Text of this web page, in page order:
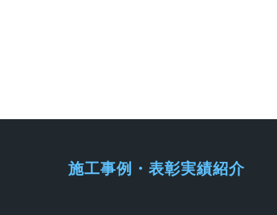
施工事例・表彰実績紹介